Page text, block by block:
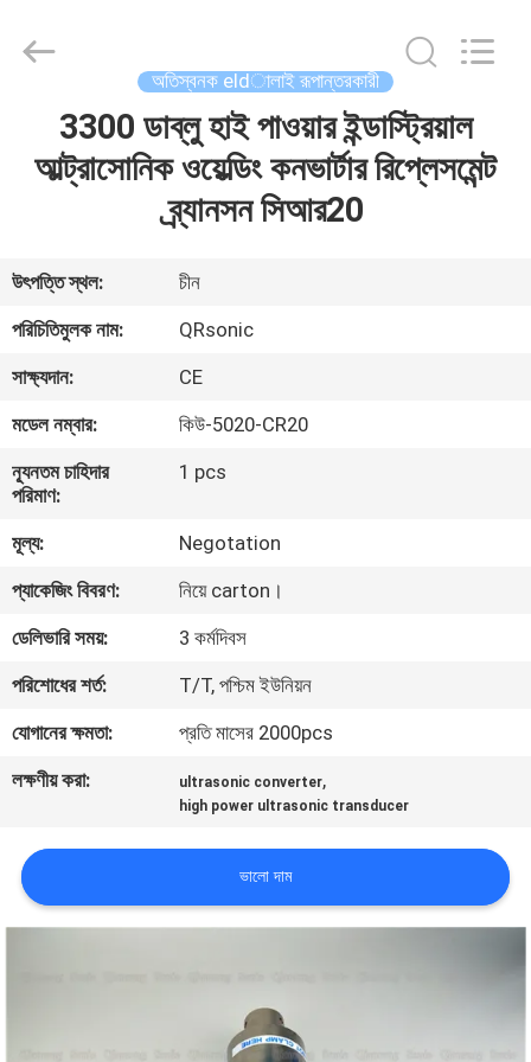
আমাদের
সম্বন্ধে
কারখানা
পরিদর্শন
নিয়ন্ত্রণ
আমাদের
সাথে
যোগাযোগ
করুন
মামলা
Equipment
Co.,Ltd.
অতিস্বনক eldালাই রূপান্তরকারী
3300 ডাব্লু হাই পাওয়ার ইন্ডাস্ট্রিয়াল
আল্ট্রাসোনিক ওয়েল্ডিং কনভার্টার রিপ্লেসমেন্ট
ব্র্যানসন সিআর20
উৎপত্তি স্থল:
চীন
পরিচিতিমুলক নাম:
QRsonic
সাক্ষ্যদান:
CE
মডেল নম্বার:
কিউ-5020-CR20
ন্যূনতম চাহিদার
পরিমাণ:
1 pcs
মূল্য:
Negotation
প্যাকেজিং বিবরণ:
নিয়ে carton।
ডেলিভারি সময়:
3 কর্মদিবস
পরিশোধের শর্ত:
T/T, পশ্চিম ইউনিয়ন
যোগানের ক্ষমতা:
প্রতি মাসের 2000pcs
লক্ষণীয় করা:
ultrasonic converter,
high power ultrasonic transducer
ভালো দাম